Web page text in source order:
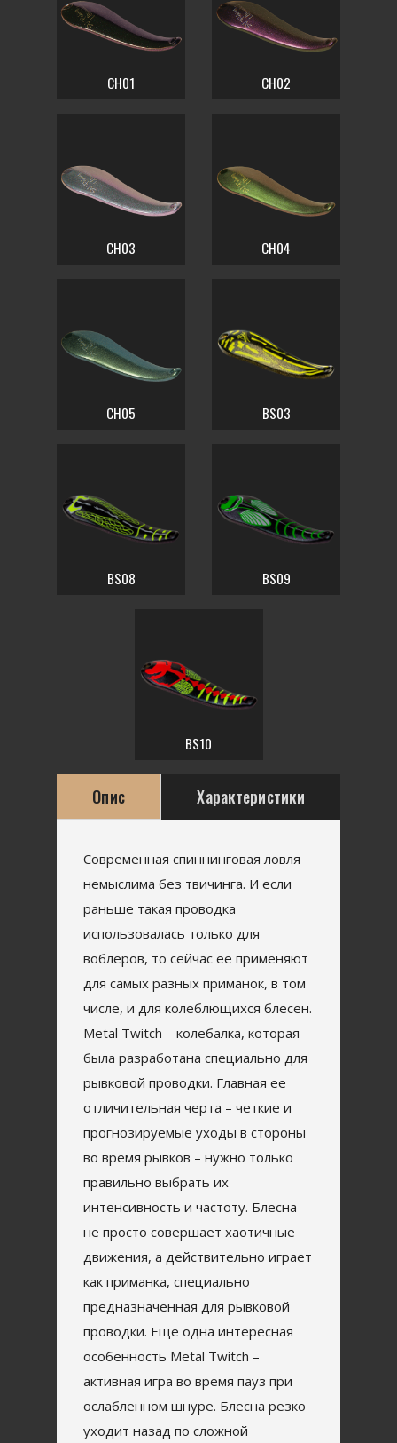
CH01 CH02
CH03 CH04
CH05 BS03
BS08 BS09
BS10
Опис Характеристики
Современная спиннинговая ловля
немыслима без твичинга. И если
раньше такая проводка
использовалась только для
воблеров, то сейчас ее применяют
для самых разных приманок, в том
числе, и для колеблющихся блесен.
Metal Twitch – колебалка, которая
была разработана специально для
рывковой проводки. Главная ее
отличительная черта – четкие и
прогнозируемые уходы в стороны
во время рывков – нужно только
правильно выбрать их
интенсивность и частоту. Блесна
не просто совершает хаотичные
движения, а действительно играет
как приманка, специально
предназначенная для рывковой
проводки. Еще одна интересная
особенность Metal Twitch –
активная игра во время пауз при
ослабленном шнуре. Блесна резко
уходит назад по сложной